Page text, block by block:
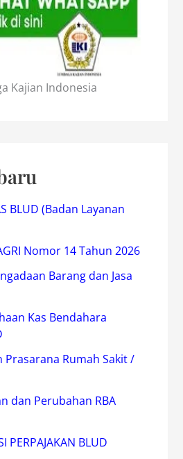
Kajian Indonesia
BLUD (Badan Layanan
Nomor 14 Tahun 2026
Barang dan Jasa
Kas Bendahara
Prasarana Rumah Sakit /
dan Perubahan RBA
PERPAJAKAN BLUD